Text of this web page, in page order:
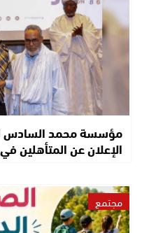
مؤسسة محمد السادس
الإعلان عن المتأهلين
مجتمع